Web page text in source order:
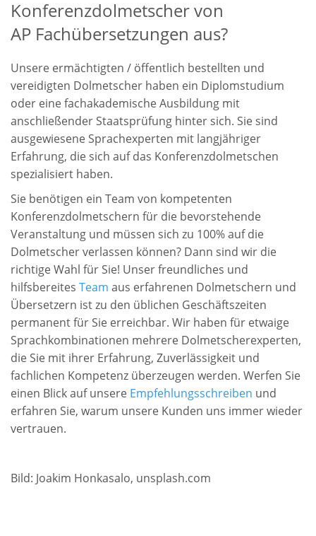
Konferenzdolmetscher von
AP Fachübersetzungen aus?
Unsere ermächtigten / öffentlich bestellten und
vereidigten Dolmetscher haben ein Diplomstudium
oder eine fachakademische Ausbildung mit
anschließender Staatsprüfung hinter sich. Sie sind
ausgewiesene Sprachexperten mit langjähriger
Erfahrung, die sich auf das Konferenzdolmetschen
spezialisiert haben.
Sie benötigen ein Team von kompetenten
Konferenzdolmetschern für die bevorstehende
Veranstaltung und müssen sich zu 100% auf die
Dolmetscher verlassen können? Dann sind wir die
richtige Wahl für Sie! Unser freundliches und
hilfsbereites Team aus erfahrenen Dolmetschern und
Übersetzern ist zu den üblichen Geschäftszeiten
permanent für Sie erreichbar. Wir haben für etwaige
Sprachkombinationen mehrere Dolmetscherexperten,
die Sie mit ihrer Erfahrung, Zuverlässigkeit und
fachlichen Kompetenz überzeugen werden. Werfen Sie
einen Blick auf unsere Empfehlungsschreiben und
erfahren Sie, warum unsere Kunden uns immer wieder
vertrauen.
Bild: Joakim Honkasalo, unsplash.com